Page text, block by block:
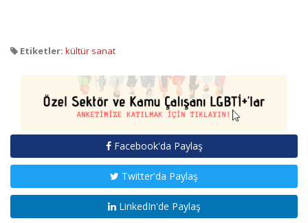
Etiketler: kültür sanat
Facebook'da Paylaş
Twitter'da Paylaş
LinkedIn'de Paylaş